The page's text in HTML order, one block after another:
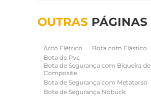
OUTRAS PÁGINAS
Arco Elétrico
Bota com Elástico
Bota de Pvc
Bota de Segurança com Biqueira de
Composite
Bota de Segurança com Metatarso
Bota de Segurança Nobuck